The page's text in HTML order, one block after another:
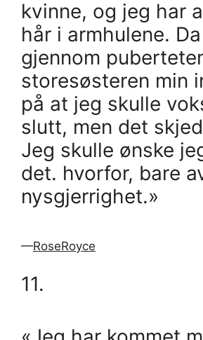
kvinne, og jeg har
hår i armhulene.
gjennom
storesøsteren min
på at jeg skulle
slutt, men det
Jeg skulle ønske
det. hvorfor, bare
nysgjerrighet.»
—RoseRoyce
11.